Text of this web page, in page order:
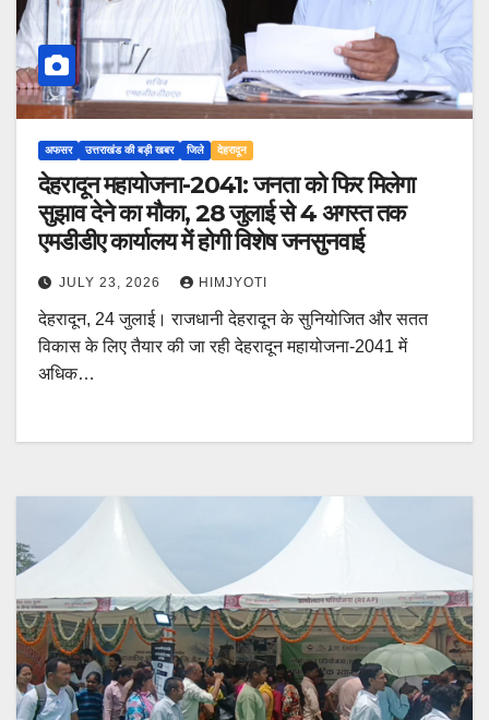
अफसर उत्तराखंड की बड़ी खबर जिले देहरादून
देहरादून महायोजना-2041: जनता को फिर मिलेगा
सुझाव देने का मौका, 28 जुलाई से 4 अगस्त तक
एमडीडीए कार्यालय में होगी विशेष जनसुनवाई
JULY 23, 2026 HIMJYOTI
देहरादून, 24 जुलाई। राजधानी देहरादून के सुनियोजित और सतत
विकास के लिए तैयार की जा रही देहरादून महायोजना-2041 में
अधिक…